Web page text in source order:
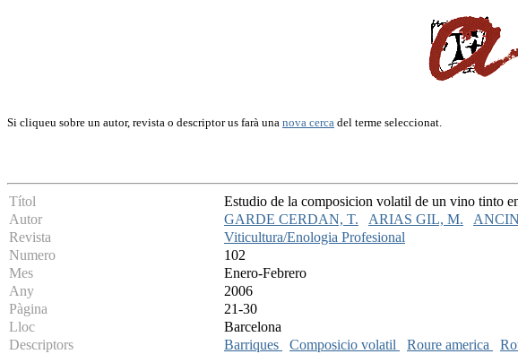
Si cliqueu sobre un autor, revista o descriptor us farà una nova cerca del terme seleccionat.
Títol
Estudio de la composicion volatil de un vino tinto
Autor
GARDE CERDAN, T. ARIAS GIL, M.
Revista
Viticultura/Enologia Profesional
Numero
102
Mes
Enero-Febrero
Any
2006
Pàgina
21-30
Lloc
Barcelona
Descriptors
Barriques Composicio volatil Roure america